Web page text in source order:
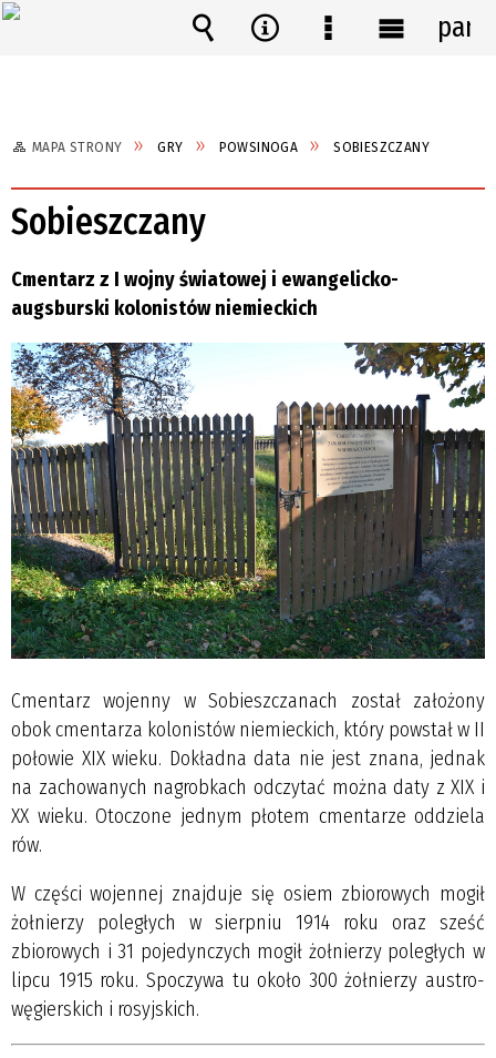
MAPA STRONY GRY POWSINOGA SOBIESZCZANY
Sobieszczany
Cmentarz z I wojny światowej i ewangelicko-
augsburski kolonistów niemieckich
Cmentarz wojenny w Sobieszczanach został założony
obok cmentarza kolonistów niemieckich, który powstał w II
połowie XIX wieku. Dokładna data nie jest znana, jednak
na zachowanych nagrobkach odczytać można daty z XIX i
XX wieku. Otoczone jednym płotem cmentarze oddziela
rów.
W części wojennej znajduje się osiem zbiorowych mogił
żołnierzy poległych w sierpniu 1914 roku oraz sześć
zbiorowych i 31 pojedynczych mogił żołnierzy poległych w
lipcu 1915 roku. Spoczywa tu około 300 żołnierzy austro-
węgierskich i rosyjskich.